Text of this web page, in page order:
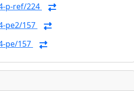
p-ref/224
pe2/157
pe/157